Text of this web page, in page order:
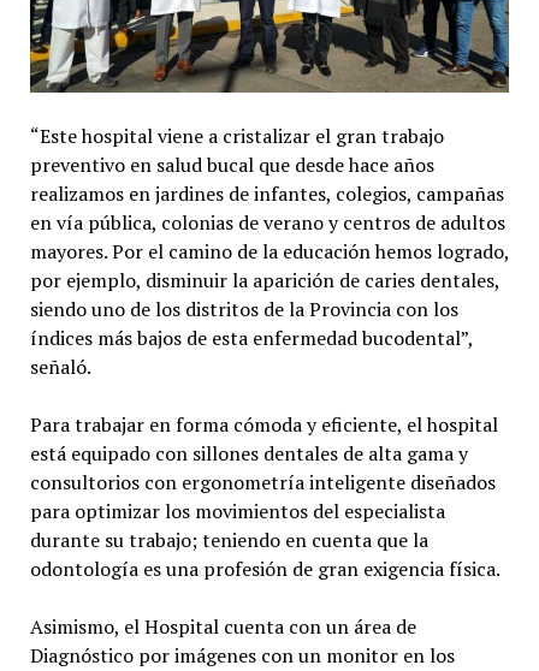
“Este hospital viene a cristalizar el gran trabajo
preventivo en salud bucal que desde hace años
realizamos en jardines de infantes, colegios, campañas
en vía pública, colonias de verano y centros de adultos
mayores. Por el camino de la educación hemos logrado,
por ejemplo, disminuir la aparición de caries dentales,
siendo uno de los distritos de la Provincia con los
índices más bajos de esta enfermedad bucodental”,
señaló.
Para trabajar en forma cómoda y eficiente, el hospital
está equipado con sillones dentales de alta gama y
consultorios con ergonometría inteligente diseñados
para optimizar los movimientos del especialista
durante su trabajo; teniendo en cuenta que la
odontología es una profesión de gran exigencia física.
Asimismo, el Hospital cuenta con un área de
Diagnóstico por imágenes con un monitor en los